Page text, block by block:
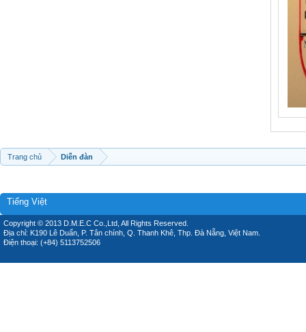
Trang chủ Diễn đàn
Tiếng Việt
Copyright © 2013 D.M.E.C Co.,Ltd, All Rights Reserved.
Địa chỉ: K190 Lê Duẩn, P. Tân chính, Q. Thanh Khê, Thp. Đà Nẵng, Việt Nam.
Điện thoại: (+84) 5113752506